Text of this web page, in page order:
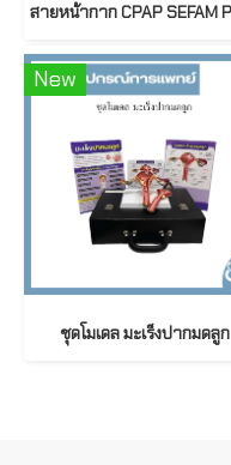
New
ชุดโมเดล มะเร็งปากมดลูก